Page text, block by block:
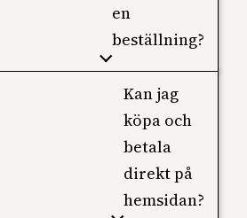
en
beställning?
Kan jag
köpa och
betala
direkt på
hemsidan?